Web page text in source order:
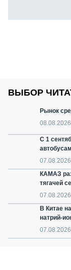
ВЫБОР
Рынок
08.08.2026
С 1
07.08.2026
КАМАЗ
тягачей
07.08.2026
В Китае
натрий-
07.08.2026